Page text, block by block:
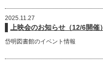
2025.11.27
上映会のお知らせ（12/6開催）
岱明図書館のイベント情報